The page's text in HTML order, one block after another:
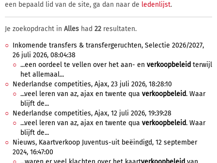
een bepaald lid van de site, ga dan naar de ledenlijst.
Je zoekopdracht in Alles had 22 resultaten.
Inkomende transfers & transfergeruchten, Selectie 2026/2027,
26 juli 2026, 08:04:38
...een oordeel te vellen over het aan- en verkoopbeleid terwijl
het allemaal...
Nederlandse competities, Ajax, 23 juli 2026, 18:28:10
...veel leren van az, ajax en twente qua verkoopbeleid. Waar
blijft de...
Nederlandse competities, Ajax, 12 juli 2026, 19:39:28
...veel leren van az, ajax en twente qua verkoopbeleid. Waar
blijft de...
Nieuws, Kaartverkoop Juventus-uit beëindigd, 12 september
2024, 16:47:00